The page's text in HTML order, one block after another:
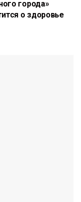
города»
о здоровье